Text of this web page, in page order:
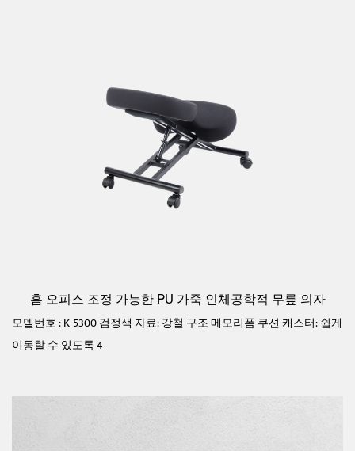
홈 오피스 조정 가능한 PU 가죽 인체공학적 무릎 의자
모델번호 : K-5300 검정색 자료: 강철 구조 메모리폼 쿠션 캐스터: 쉽게
이동할 수 있도록 4